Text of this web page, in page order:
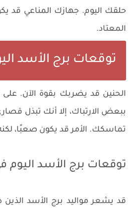
حلقك اليوم. جهازك المناعي قد
المعتاد.
توقعات برج الأسد
الحنين قد يضربك بقوة الآن.
ببعض الارتباك، إلا أنك تبذل
تماسكك. الأمر قد يكون صعبًا،
توقعات برج الأسد اليوم
قد يشعر مواليد برج الأسد الذين